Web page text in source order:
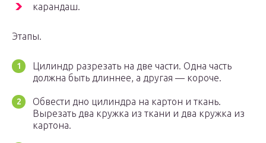
карандаш.
Этапы.
Цилиндр разрезать на две части. Одна часть
должна быть длиннее, а другая — короче.
Обвести дно цилиндра на картон и ткань.
Вырезать два кружка из ткани и два кружка из
картона.